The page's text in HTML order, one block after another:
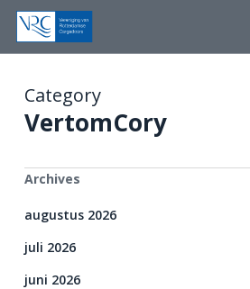
Skip
contentCategory
VertomCory
Archives
augustus 2026
juli 2026
juni 2026